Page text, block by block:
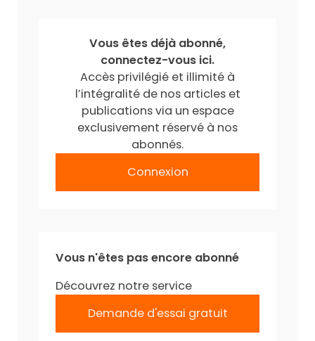
Vous êtes déjà abonné,
connectez-vous ici.
Accès privilégié et illimité à
l’intégralité de nos articles et
publications via un espace
exclusivement réservé à nos
abonnés.
Connexion
Vous n'êtes pas encore abonné
Découvrez notre service
Demande d'essai gratuit